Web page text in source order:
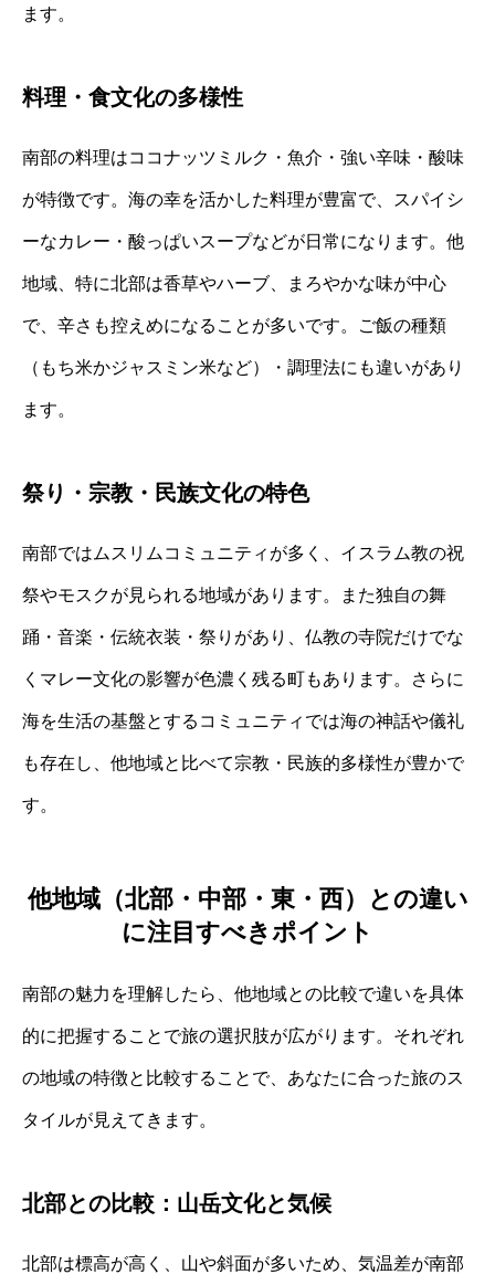
ます。
料理・食文化の多様性
南部の料理はココナッツミルク・魚介・強い辛味・酸味
が特徴です。海の幸を活かした料理が豊富で、スパイシ
ーなカレー・酸っぱいスープなどが日常になります。他
地域、特に北部は香草やハーブ、まろやかな味が中心
で、辛さも控えめになることが多いです。ご飯の種類
（もち米かジャスミン米など）・調理法にも違いがあり
ます。
祭り・宗教・民族文化の特色
南部ではムスリムコミュニティが多く、イスラム教の祝
祭やモスクが見られる地域があります。また独自の舞
踊・音楽・伝統衣装・祭りがあり、仏教の寺院だけでな
くマレー文化の影響が色濃く残る町もあります。さらに
海を生活の基盤とするコミュニティでは海の神話や儀礼
も存在し、他地域と比べて宗教・民族的多様性が豊かで
す。
他地域（北部・中部・東・西）との違い
に注目すべきポイント
南部の魅力を理解したら、他地域との比較で違いを具体
的に把握することで旅の選択肢が広がります。それぞれ
の地域の特徴と比較することで、あなたに合った旅のス
タイルが見えてきます。
北部との比較：山岳文化と気候
北部は標高が高く、山や斜面が多いため、気温差が南部